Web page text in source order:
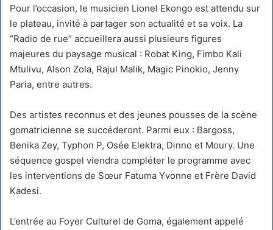
Pour l’occasion, le musicien Lionel Ekongo est attendu sur
le plateau, invité à partager son actualité et sa voix. La
“Radio de rue” accueillera aussi plusieurs figures
majeures du paysage musical : Robat King, Fimbo Kali
Mtulivu, Alson Zola, Rajul Malik, Magic Pinokio, Jenny
Paria, entre autres.
Des artistes reconnus et des jeunes pousses de la scène
gomatricienne se succéderont. Parmi eux : Bargoss,
Benika Zey, Typhon P, Osée Elektra, Dinno et Moury. Une
séquence gospel viendra compléter le programme avec
les interventions de Sœur Fatuma Yvonne et Frère David
Kadesi.
L’entrée au Foyer Culturel de Goma, également appelé